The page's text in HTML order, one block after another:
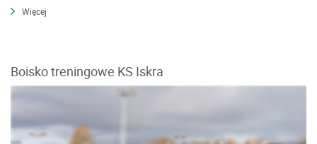
Więcej
Boisko treningowe KS Iskra